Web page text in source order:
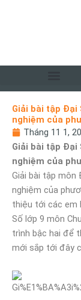
Giải bài tập Đại
nghiệm của
Tháng 11 1,
Giải bài tập Đại
nghiệm của
Giải bài tập môn
nghiệm của
thiệu tới các em
Số lớp 9 môn
trình bậc hai để
mới sắp tới đây